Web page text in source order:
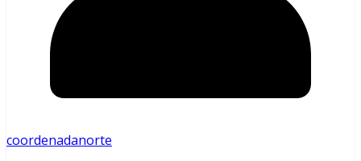
coordenadanorte